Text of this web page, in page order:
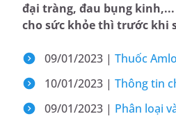
đại tràng, đau bụng
cho sức khỏe thì trước khi
09/01/2023 | Thuốc
10/01/2023 | Thông tin
09/01/2023 | Phân loại